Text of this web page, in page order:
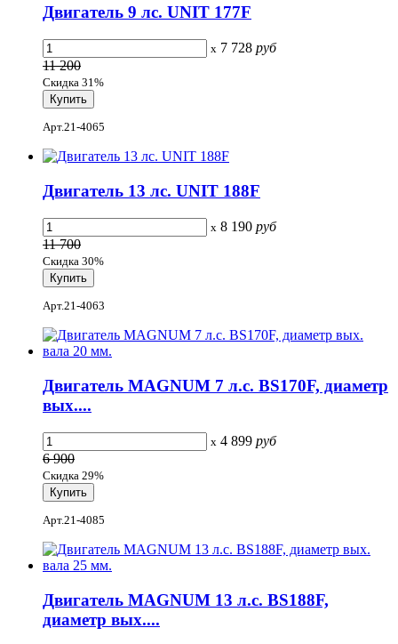
Двигатель 9 лс. UNIT 177F
x 7 728 руб
11 200
Скидка 31%
Арт.21-4065
Двигатель 13 лс. UNIT 188F
x 8 190 руб
11 700
Скидка 30%
Арт.21-4063
Двигатель MAGNUM 7 л.с. BS170F, диаметр
вых....
x 4 899 руб
6 900
Скидка 29%
Арт.21-4085
Двигатель MAGNUM 13 л.с. BS188F,
диаметр вых....